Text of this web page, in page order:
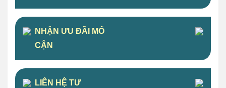
NHẬN ƯU ĐÃI MỔ
CẬN
LIÊN HỆ TƯ